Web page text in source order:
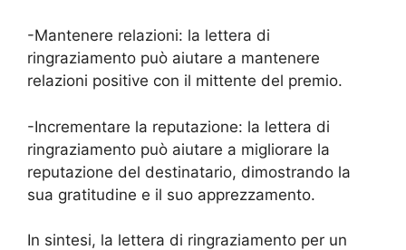
-Mantenere relazioni: la lettera di
ringraziamento può aiutare a mantenere
relazioni positive con il mittente del premio.
-Incrementare la reputazione: la lettera di
ringraziamento può aiutare a migliorare la
reputazione del destinatario, dimostrando la
sua gratitudine e il suo apprezzamento.
In sintesi, la lettera di ringraziamento per un